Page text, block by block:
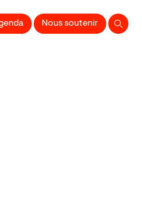
Nous soutenir